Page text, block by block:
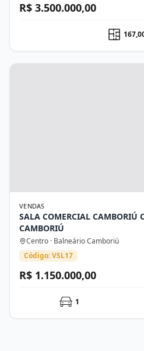
R$ 3.500.000,00
VENDAS
SALA COMERCIAL CAMBORIÚ
CAMBORIÚ
Centro · Balneário Camboriú
Código: VSL17
R$ 1.150.000,00
1